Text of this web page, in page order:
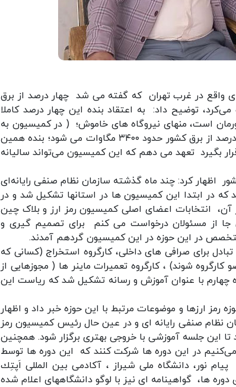
واقع در غرب تهران که گفته می شد چهار درصد از برق
توضیح داد: به اعتقاد بنده این چهار درصد کاملا
برق تولیدی کشورمان است، منهای نیروگاه های خاموش؛ ( در کمیسیون به
این موضوع پرداختیم که این نیروگاه ها باید فعال شوند) که ۴ درصد از برق کشور حدود ۳۴۰۰ مگاوات می شود؛ بنده همین
بگیرد تعهد می دهم که این کمیسیون می‌تواند سالیانه
اظهار کرد: چند ماه گذشته سازمان نظام صنفی رایانه‌ای
در ابتدا این کمیسیون ها در استانها تشکیل شد و در
انتخابات اعضای اصلی کمیسیون رمز ارز و بلاک چین
از مسئولان درخواست می کنم برای تصمیم گیری و
در این حوزه در اين کمیسیون گردهم آمدند.
برای صرافی های داخلی، کارگروه استخراج (کسانی که
شوند) ، کارگروه تعمیرات ماینر ها‌ ( مجوزهایی از
چهارم با عنوان آموزش و رسانه تشکیل شد‌ كه رياست اين
رمز ارزها و موضوعات مرتبط با این حوزه خبر داد و اظهار
نظام صنفی رایانه ای و در عین حال رئیس کمیسیون رمز
تا این جلسه آموزشی با خروجی بهتری برگزار شود. همچنین
می‌کنیم در این دوره ها شرکت کنند که این دوره ها توسط
نور، دانشگاه ملی شیراز ، آکادمی بین المللی اَپتِك
دوره ها، گواهینامه ای نیز با لوگو دانشگاههاى اعلام شده